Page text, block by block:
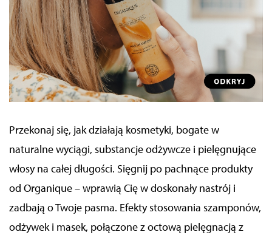
Przekonaj się, jak działają kosmetyki, bogate w
naturalnewyciągi, substancje odżywcze i pielęgnujące
włosy na całej długości. Sięgnij po pachnące produkty
od Organique – wprawią Cię w doskonały nastrój i
zadbają o Twoje pasma. Efekty stosowania szamponów,
odżywek i masek, połączone z octową pielęgnacją z